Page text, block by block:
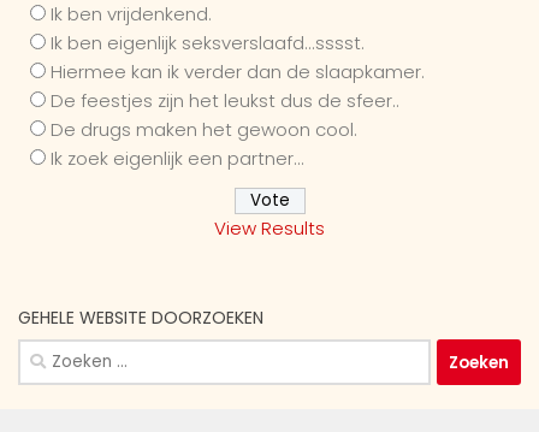
Ik ben vrijdenkend.
Ik ben eigenlijk seksverslaafd...sssst.
Hiermee kan ik verder dan de slaapkamer.
De feestjes zijn het leukst dus de sfeer..
De drugs maken het gewoon cool.
Ik zoek eigenlijk een partner...
View Results
GEHELE WEBSITE DOORZOEKEN
Zoeken
naar: